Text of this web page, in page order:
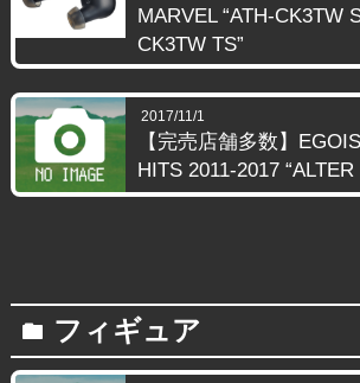
MARVEL “ATH-CK3TW
CK3TW TS”
2017/11/1
【完売店舗多数】
HITS 2011-2017 “ALTER
folder フィギュア